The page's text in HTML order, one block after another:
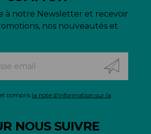
à notre Newsletter et recevoir
nos nouveautés et
compris la note d'information sur la
NOUS SUIVRE